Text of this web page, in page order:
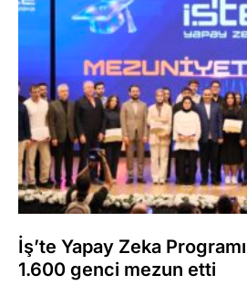
İş’te Yapay Zeka
1.600 genci mezun etti